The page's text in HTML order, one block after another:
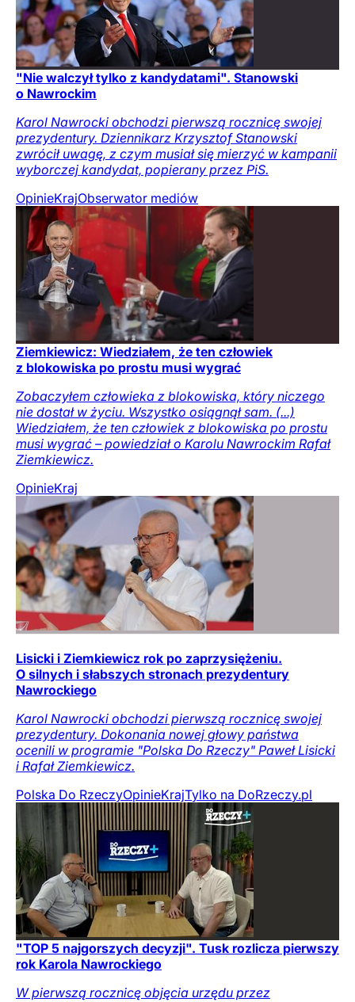
"Nie walczył tylko z kandydatami". Stanowski
o Nawrockim
Karol Nawrocki obchodzi pierwszą rocznicę swojej
prezydentury. Dziennikarz Krzysztof Stanowski
zwrócił uwagę, z czym musiał się mierzyć w kampanii
wyborczej kandydat, popierany przez PiS.
OpinieKrajObserwator mediów
Ziemkiewicz: Wiedziałem, że ten człowiek
z blokowiska po prostu musi wygrać
Zobaczyłem człowieka z blokowiska, który niczego
nie dostał w życiu. Wszystko osiągnął sam. (...)
Wiedziałem, że ten człowiek z blokowiska po prostu
musi wygrać – powiedział o Karolu Nawrockim Rafał
Ziemkiewicz.
OpinieKraj
Lisicki i Ziemkiewicz rok po zaprzysiężeniu.
O silnych i słabszych stronach prezydentury
Nawrockiego
Karol Nawrocki obchodzi pierwszą rocznicę swojej
prezydentury. Dokonania nowej głowy państwa
ocenili w programie "Polska Do Rzeczy" Paweł Lisicki
i Rafał Ziemkiewicz.
Polska Do RzeczyOpinieKrajTylko na DoRzeczy.pl
"TOP 5 najgorszych decyzji". Tusk rozlicza pierwszy
rok Karola Nawrockiego
W pierwszą rocznicę objęcia urzędu przez